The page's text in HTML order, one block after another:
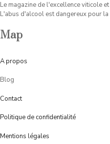
Le magazine de l'excellence viticole
L'abus d'alcool est dangereux pour
Map
Apropos
Blog
Contact
Politique de confidentialité
Mentions légales